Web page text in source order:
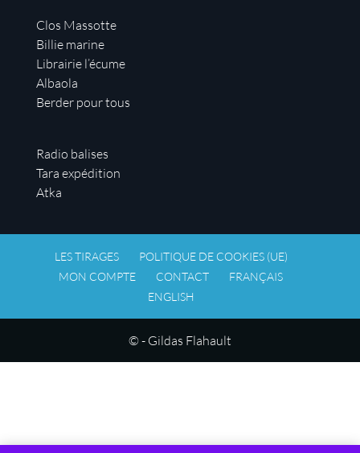
Clos Massotte
Billie marine
Librairie l’écume
Albaola
Berder pour tous
Radio balises
Tara expédition
Atka
LES TIRAGES
POLITIQUE DE COOKIES (UE)
MON COMPTE
CONTACT
FRANÇAIS
ENGLISH
© - Gildas Flahault